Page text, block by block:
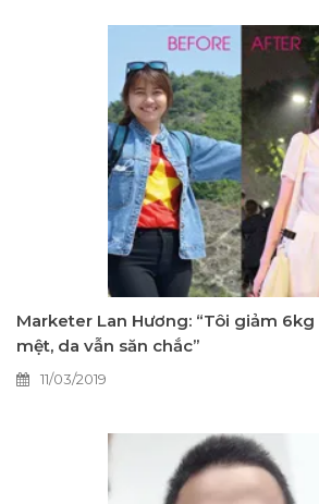
Marketer Lan Hương: “Tôi giảm
mệt, da vẫn săn chắc”
11/03/2019